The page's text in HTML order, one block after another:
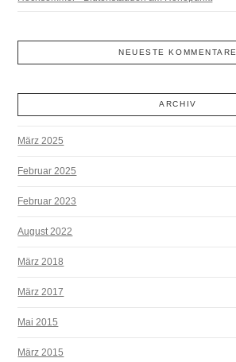
NEUESTE KOMMENTARE
ARCHIV
März 2025
Februar 2025
Februar 2023
August 2022
März 2018
März 2017
Mai 2015
März 2015